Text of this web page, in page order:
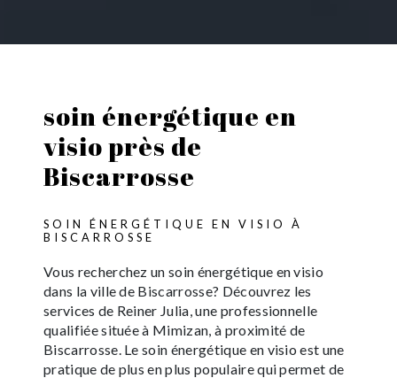
soin énergétique en
visio près de
Biscarrosse
SOIN ÉNERGÉTIQUE EN VISIO À
BISCARROSSE
Vous recherchez un soin énergétique en visio
dans la ville de Biscarrosse? Découvrez les
services de Reiner Julia, une professionnelle
qualifiée située à Mimizan, à proximité de
Biscarrosse. Le soin énergétique en visio est une
pratique de plus en plus populaire qui permet de